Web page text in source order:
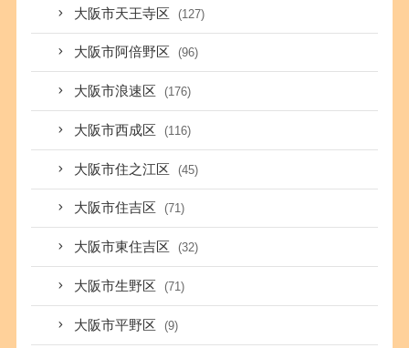
大阪市天王寺区 (127)
大阪市阿倍野区 (96)
大阪市浪速区 (176)
大阪市西成区 (116)
大阪市住之江区 (45)
大阪市住吉区 (71)
大阪市東住吉区 (32)
大阪市生野区 (71)
大阪市平野区 (9)